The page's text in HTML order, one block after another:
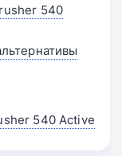
540
540 Active